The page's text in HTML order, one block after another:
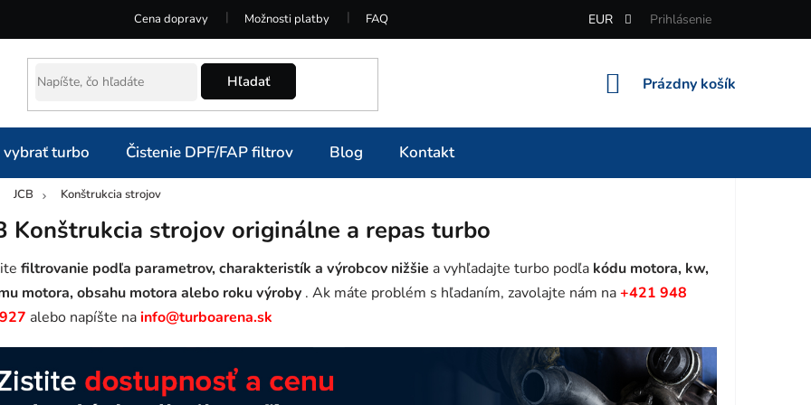
Cena dopravy Možnosti platby FAQ EUR Prihlásenie
Hľadať
NÁKUPNÝ
Prázdny košík
turbo Čistenie DPF/FAP filtrov Blog Kontakt
JCB Konštrukcia strojov
Konštrukcia strojov originálne a repas turbo
filtrovanie podľa parametrov, charakteristík a výrobcov nižšie a vyhľadajte turbo podľa kódu motora, kw,
motora, obsahu motora alebo roku výroby . Ak máte problém s hľadaním, zavolajte nám na+421 948
alebo napíšte nainfo@turboarena.sk